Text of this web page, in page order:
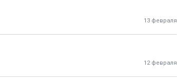
13 февраля
12 февраля